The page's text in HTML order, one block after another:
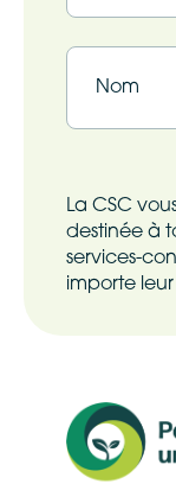
La CSC
destinée à
services-
importe